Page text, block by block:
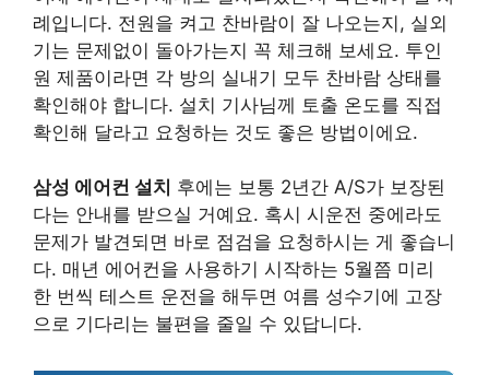
례입니다. 전원을 켜고 찬바람이 잘 나오는지, 실외
기는 문제없이 돌아가는지 꼭 체크해 보세요. 투인
원 제품이라면 각 방의 실내기 모두 찬바람 상태를
확인해야 합니다. 설치 기사님께 토출 온도를 직접
확인해 달라고 요청하는 것도 좋은 방법이에요.
삼성 에어컨 설치 후에는 보통 2년간 A/S가 보장된
다는 안내를 받으실 거예요. 혹시 시운전 중에라도
문제가 발견되면 바로 점검을 요청하시는 게 좋습니
다. 매년 에어컨을 사용하기 시작하는 5월쯤 미리
한 번씩 테스트 운전을 해두면 여름 성수기에 고장
으로 기다리는 불편을 줄일 수 있답니다.